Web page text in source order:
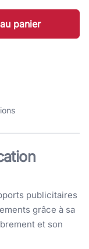
panier
publicitaires
grâce à sa
et son